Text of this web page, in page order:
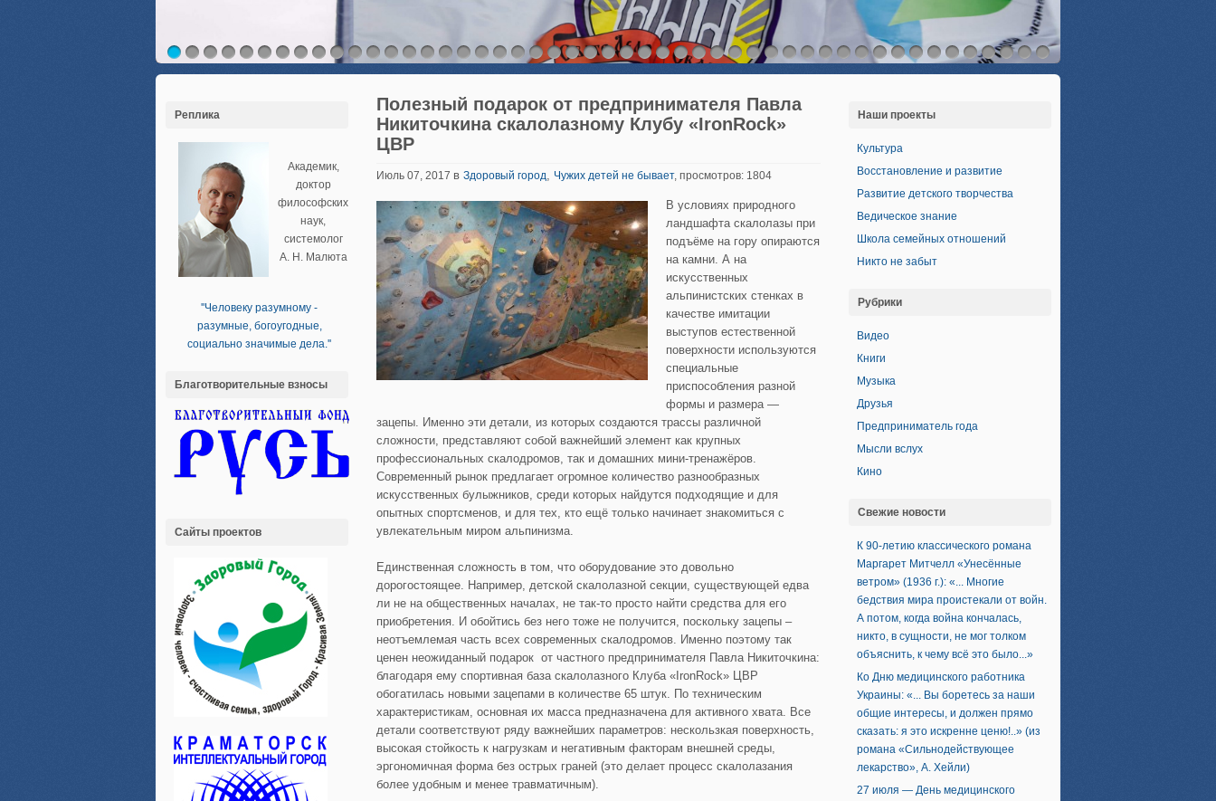
Реплика
Академик,
доктор
философских
наук,
системолог
А. Н. Малюта
''Человеку разумному -
разумные, богоугодные,
социально значимые дела.''
Благотворительные взносы
Сайты проектов
Полезный подарок от предпринимателя Павла
Никиточкина скалолазному Клубу «IronRock»
ЦВР
Июль 07, 2017 в Здоровый город, Чужих детей не бывает, просмотров: 1804
В условиях природного
ландшафта скалолазы при
подъёме на гору опираются
на камни. А на
искусственных
альпинистских стенках в
качестве имитации
выступов естественной
поверхности используются
специальные
приспособления разной
формы и размера —
зацепы. Именно эти детали, из которых создаются трассы различной
сложности, представляют собой важнейший элемент как крупных
профессиональных скалодромов, так и домашних мини-тренажёров.
Современный рынок предлагает огромное количество разнообразных
искусственных булыжников, среди которых найдутся подходящие и для
опытных спортсменов, и для тех, кто ещё только начинает знакомиться с
увлекательным миром альпинизма.
Единственная сложность в том, что оборудование это довольно
дорогостоящее. Например, детской скалолазной секции, существующей едва
ли не на общественных началах, не так-то просто найти средства для его
приобретения. И обойтись без него тоже не получится, поскольку зацепы –
неотъемлемая часть всех современных скалодромов. Именно поэтому так
ценен неожиданный подарок от частного предпринимателя Павла Никиточкина:
благодаря ему спортивная база скалолазного Клуба «IronRock» ЦВР
обогатилась новыми зацепами в количестве 65 штук. По техническим
характеристикам, основная их масса предназначена для активного хвата. Все
детали соответствуют ряду важнейших параметров: нескользкая поверхность,
высокая стойкость к нагрузкам и негативным факторам внешней среды,
эргономичная форма без острых граней (это делает процесс скалолазания
более удобным и менее травматичным).
Наши проекты
Культура
Восстановление и развитие
Развитие детского творчества
Ведическое знание
Школа семейных отношений
Никто не забыт
Рубрики
Видео
Книги
Музыка
Друзья
Предприниматель года
Мысли вслух
Кино
Свежие новости
К 90-летию классического романа
Маргарет Митчелл «Унесённые
ветром» (1936 г.): «... Многие
бедствия мира проистекали от войн.
А потом, когда война кончалась,
никто, в сущности, не мог толком
объяснить, к чему всё это было...»
Ко Дню медицинского работника
Украины: «... Вы боретесь за наши
общие интересы, и должен прямо
сказать: я это искренне ценю!..» (из
романа «Сильнодействующее
лекарство», А. Хейли)
27 июля — День медицинского